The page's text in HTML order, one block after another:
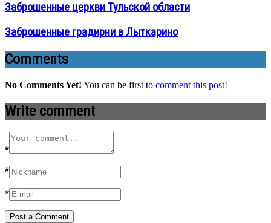
Заброшенные церкви Тульской области
Заброшенные градирни в Лыткарино
Comments
No Comments Yet! You can be first to comment this post!
Write comment
*
*
*